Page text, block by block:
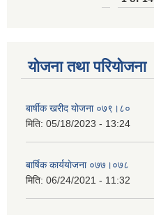
योजना तथा परियोजना
बार्षीक खरीद योजना ०७९।८०
मिति: 05/18/2023 - 13:24
बार्षिक कार्ययाेजना ०७७।०७८
मिति: 06/24/2021 - 11:32